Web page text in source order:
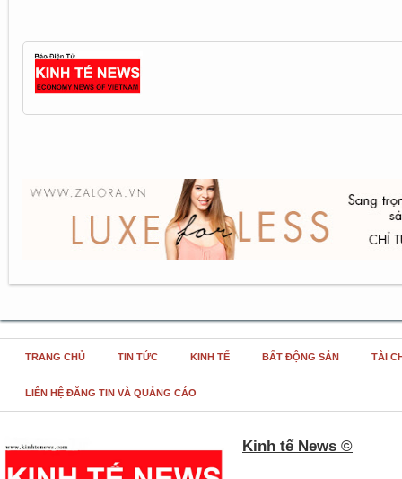
TRANG CHỦ TIN TỨC KINH TẾ BẤT ĐỘNG SẢN TÀI
LIÊN HỆ ĐĂNG TIN VÀ QUẢNG CÁO
Kinh tế News ©